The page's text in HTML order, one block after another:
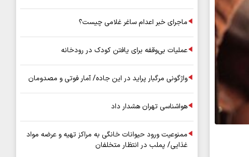
ماجرای خبر اعدام ساغر غلامی چیست؟
عملیات بی‌وقفه برای یافتن کودک در رودخانه
واژگونی مرگبار پراید در این جاده/ آمار فوتی و مصدومان
هواشناسی تهران هشدار داد
ممنوعیت ورود حیوانات خانگی به مراکز تهیه و عرضه مواد
غذایی/ پملب در انتظار متخلفان